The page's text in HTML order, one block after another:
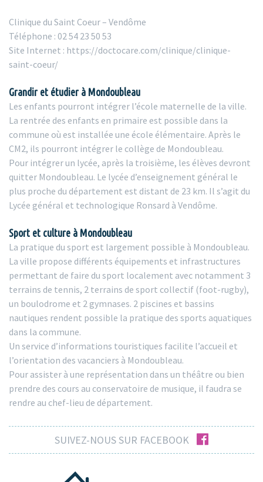
Clinique du Saint Coeur – Vendôme
Téléphone : 02 54 23 50 53
Site Internet : https://doctocare.com/clinique/clinique-
saint-coeur/
Grandir et étudier à Mondoubleau
Les enfants pourront intégrer l’école maternelle de la ville.
La rentrée des enfants en primaire est possible dans la
commune où est installée une école élémentaire. Après le
CM2, ils pourront intégrer le collège de Mondoubleau.
Pour intégrer un lycée, après la troisième, les élèves devront
quitter Mondoubleau. Le lycée d’enseignement général le
plus proche du département est distant de 23 km. Il s’agit du
Lycée général et technologique Ronsard à Vendôme.
Sport et culture à Mondoubleau
La pratique du sport est largement possible à Mondoubleau.
La ville propose différents équipements et infrastructures
permettant de faire du sport localement avec notamment 3
terrains de tennis, 2 terrains de sport collectif (foot-rugby),
un boulodrome et 2 gymnases. 2 piscines et bassins
nautiques rendent possible la pratique des sports aquatiques
dans la commune.
Un service d’informations touristiques facilite l’accueil et
l’orientation des vacanciers à Mondoubleau.
Pour assister à une représentation dans un théâtre ou bien
prendre des cours au conservatoire de musique, il faudra se
rendre au chef-lieu de département.
SUIVEZ-NOUS SUR FACEBOOK facebook